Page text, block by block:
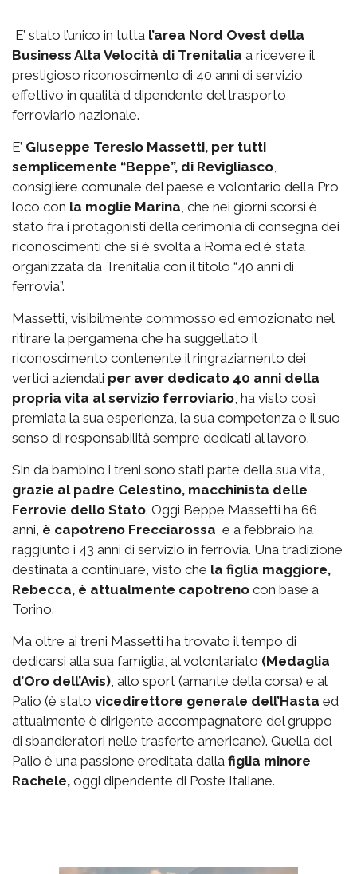
E’ stato l’unico in tutta l’area Nord Ovest della
Business Alta Velocità di Trenitalia a ricevere il
prestigioso riconoscimento di 40 anni di servizio
effettivo in qualità d dipendente del trasporto
ferroviario nazionale.
E’ Giuseppe Teresio Massetti, per tutti
semplicemente “Beppe”, di Revigliasco
consigliere comunale del paese e volontario della Pro
loco con la moglie Marina , che nei giorni scorsi è
stato fra i protagonisti della cerimonia di consegna dei
riconoscimenti che si è svolta a Roma ed è stata
organizzata da Trenitalia con il titolo “40 anni di
ferrovia”.
Massetti, visibilmente commosso ed emozionato nel
ritirare la pergamena che ha suggellato il
riconoscimento contenente il ringraziamento dei
vertici aziendali per aver dedicato 40 anni della
propria vita al servizio ferroviario , ha visto così
premiata la sua esperienza, la sua competenza e il suo
senso di responsabilità sempre dedicati al lavoro.
Sin da bambino i treni sono stati parte della sua vita,
grazie al padre Celestino, macchinista delle
Ferrovie dello Stato. Oggi Beppe Massetti ha 66
anni, è capotreno Frecciarossa e a febbraio ha
raggiunto i 43 anni di servizio in ferrovia. Una tradizione
destinata a continuare, visto che la figlia maggiore,
Rebecca, è attualmente capotreno con base a
Torino.
Ma oltre ai treni Massetti ha trovato il tempo di
dedicarsi alla sua famiglia, al volontariato (Medaglia
d’Oro dell’Avis) , allo sport (amante della corsa) e al
Palio (è stato vicedirettore generale dell’Hasta ed
attualmente è dirigente accompagnatore del gruppo
di sbandieratori nelle trasferte americane). Quella del
Palio è una passione ereditata dalla figlia minore
Rachele, oggi dipendente di Poste Italiane.